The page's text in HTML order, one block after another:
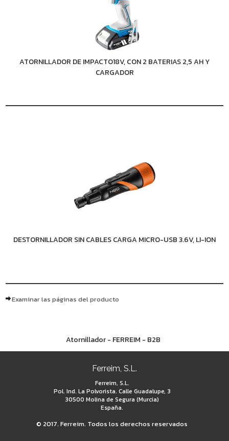
ATORNILLADOR DE IMPACTO18V, CON 2 BATERIAS 2,5 AH Y
CARGADOR
DESTORNILLADOR SIN CABLES CARGA MICRO-USB 3.6V, LI-ION
Examinar las páginas del producto
Atornillador - FERREIM - B2B
Ferreim, S.L.
Ferreim, S.L.
Pol. Ind. La Polvorista. Calle Guadalupe, 3
30500 Molina de Segura (Murcia)
España.
© 2017. Ferreim. Todos los derechos reservados